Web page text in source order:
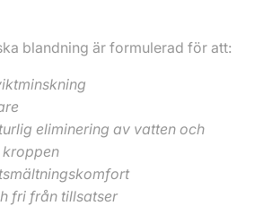
blandning är formulerad för att:
eliminering av vatten och
fri från tillsatser